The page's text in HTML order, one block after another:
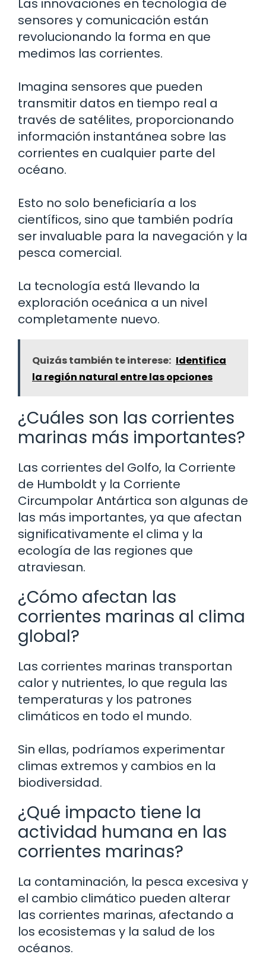
Las innovaciones en tecnología de
sensores y comunicación están
revolucionando la forma en que
medimos las corrientes.
Imagina sensores que pueden
transmitir datos en tiempo real a
través de satélites, proporcionando
información instantánea sobre las
corrientes en cualquier parte del
océano.
Esto no solo beneficiaría a los
científicos, sino que también podría
ser invaluable para la navegación y la
pesca comercial.
La tecnología está llevando la
exploración oceánica a un nivel
completamente nuevo.
Quizás también te interese: Identifica
la región natural entre las opciones
¿Cuáles son las corrientes
marinas más importantes?
Las corrientes del Golfo, la Corriente
de Humboldt y la Corriente
Circumpolar Antártica son algunas de
las más importantes, ya que afectan
significativamente el clima y la
ecología de las regiones que
atraviesan.
¿Cómo afectan las
corrientes marinas al clima
global?
Las corrientes marinas transportan
calor y nutrientes, lo que regula las
temperaturas y los patrones
climáticos en todo el mundo.
Sin ellas, podríamos experimentar
climas extremos y cambios en la
biodiversidad.
¿Qué impacto tiene la
actividad humana en las
corrientes marinas?
La contaminación, la pesca excesiva y
el cambio climático pueden alterar
las corrientes marinas, afectando a
los ecosistemas y la salud de los
océanos.